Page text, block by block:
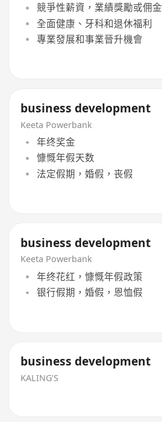
競爭性薪資，業績獎勵或佣金
全面健康、牙科和退休福利
專業發展和事業晉升機會
business development
Keeta Powerbank
年终奖金
慷慨年假天数
法定假期，婚假，丧假
business development
Keeta Powerbank
年终花红，慷慨年假政策
银行假期，婚假，恩恤假
business development
KALING’S